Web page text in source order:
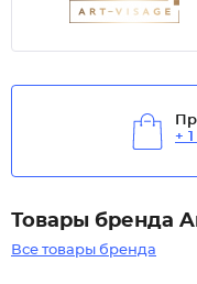
+
Товары бренда
Все товары бренда